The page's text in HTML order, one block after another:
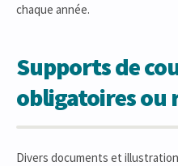
chaque année.
Supports de
obligatoires ou
Divers documents et